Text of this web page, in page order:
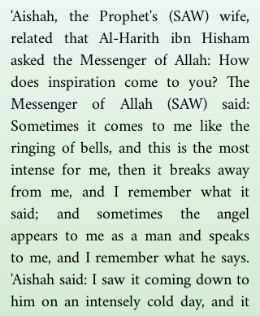
'Aishah, the Prophet's (SAW) wife,
related that Al-Harith ibn Hisham
asked the Messenger of Allah: How
does inspiration come to you? The
Messenger of Allah (SAW) said:
Sometimes it comes to me like the
ringing of bells, and this is the most
intense for me, then it breaks away
from me, and I remember what it
said; and sometimes the angel
appears to me as a man and speaks
to me, and I remember what he says.
'Aishah said: I saw it coming down to
him on an intensely cold day, and it